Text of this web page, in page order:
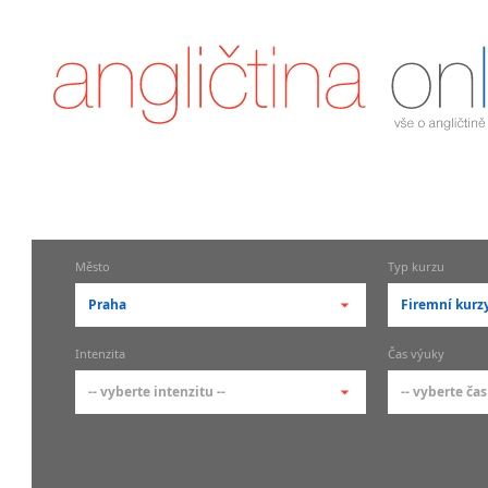
Město
Praha
-- vyberte město --
pražské městské části
Typ kurzu
Firemní
-- vyberte
Intenzita
-- vyberte intenzitu --
Čas výuky
-- vyberte